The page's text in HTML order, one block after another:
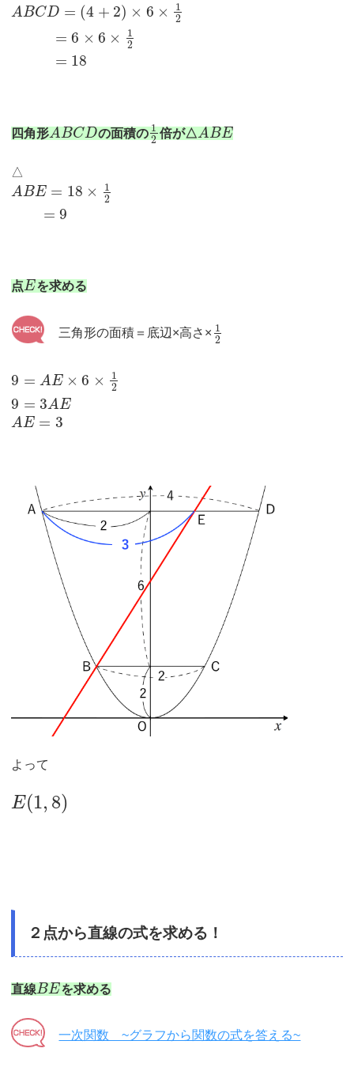
ABCD = (4 + 2) × 6 ×
1
2
= 6 × 6 ×
1
2
= 18
四角形ABCDの面積の 1
2
倍が△ABE
△
ABE = 18 ×
1
2
= 9
点Eを求める
三角形の面積＝底辺×高さ× 1
2
9 = AE × 6 ×
1
2
9 = 3AE
AE = 3
よって
E(1, 8)
２点から直線の式を求める！
直線BEを求める
一次関数 ~グラフから関数の式を答える~